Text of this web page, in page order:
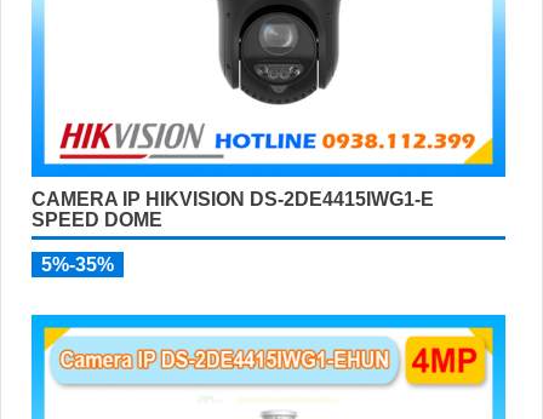
CAMERA IP HIKVISION DS-2DE4415IWG1-E
SPEED DOME
5%-35%